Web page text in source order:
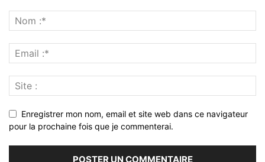
Enregistrer mon nom, email et site web dans ce navigateur
pour la prochaine fois que je commenterai.